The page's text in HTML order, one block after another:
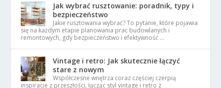
Jak wybrać rusztowanie: poradnik, typy i
bezpieczeństwo
Jakie rusztowania wybrać? To pytanie, które pojawia
się na każdym etapie planowania prac budowlanych i
remontowych, gdy bezpieczeństwo i efektywność …
Vintage i retro: Jak skutecznie łączyć
stare z nowym
Współczesne wnętrza coraz częściej czerpią
inspiracje z przeszłości, łącząc styl vintage i retro z